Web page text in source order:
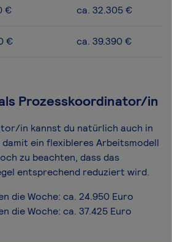
€ ca. 32.305 €
€ ca. 39.390 €
Prozesskoordinator/in
in kannst du natürlich auch in
ein flexibleres Arbeitsmodell
zu beachten, dass das
entsprechend reduziert wird.
die Woche: ca. 24.950 Euro
die Woche: ca. 37.425 Euro